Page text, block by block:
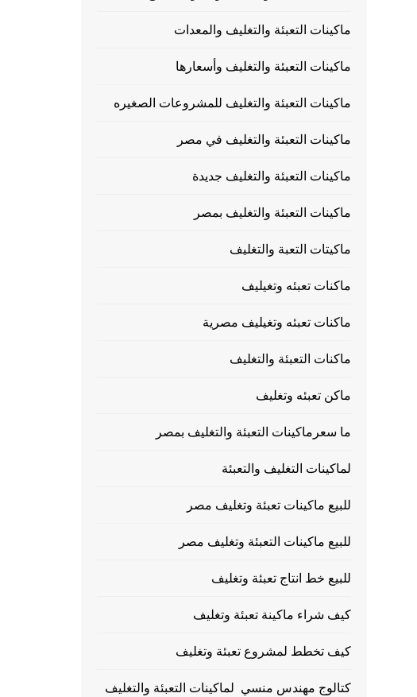
ماكينات التعبئة والتغليف والمعدات
ماكينات التعبئة والتغليف وأسعارها
ماكينات التعبئة والتغليف للمشروعات الصغيره
ماكينات التعبئة والتغليف في مصر
ماكينات التعبئة والتغليف جديدة
ماكينات التعبئة والتغليف بمصر
ماكيتات التعبة والتغليف
ماكنات تعبئه وتغيليف
ماكنات تعبئه وتغيليف مصرية
ماكنات التعبئة والتغليف
ماكن تعبئه وتغليف
ما سعرماكينات التعبئة والتغليف بمصر
لماكينات التغليف والتعبئة
للبيع ماكينات تعبئة وتغليف مصر
للبيع ماكينات التعبئة وتغليف مصر
للبيع خط انتاج تعبئة وتغليف
كيف شراء ماكينة تعبئة وتغليف
كيف تخطط لمشروع تعبئة وتغليف
كتالوج مهندس منسي لماكينات التعبئة والتغليف